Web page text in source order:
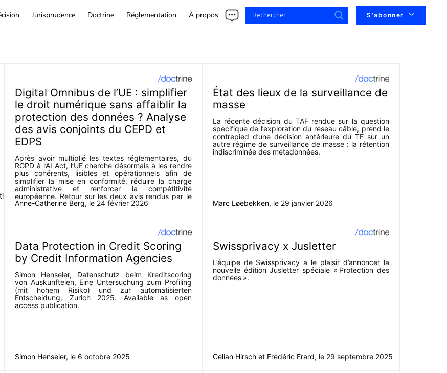
Jurisprudence Doctrine Réglementation À propos S'abonner
Digital Omnibus de l’UE : simplifier
le droit numérique sans affaiblir la
protection des données ? Analyse
des avis conjoints du CEPD et
EDPS
Après avoir multiplié les textes réglementaires, du
RGPD à l’AI Act, l’UE cherche désormais à les rendre
plus cohérents, lisibles et opérationnels afin de
simplifier la mise en conformité, réduire la charge
administrative et renforcer la compétitivité
européenne. Retour sur les deux avis rendus par le
CEPD et EDPS.
Anne-Catherine Berg, le 24 février 2026
État des lieux de la surveillance de
masse
La récente décision du TAF rendue sur la question
spécifique de l’exploration du réseau câblé, prend le
contrepied d’une décision antérieure du TF sur un
autre régime de surveillance de masse : la rétention
indiscriminée des métadonnées.
Marc Løebekken, le 29 janvier 2026
Data Protection in Credit Scoring
by Credit Information Agencies
Simon Henseler, Datenschutz beim Kreditscoring
von Auskunfteien, Eine Untersuchung zum Profiling
(mit hohem Risiko) und zur automatisierten
Entscheidung, Zurich 2025. Available as open
access publication.
Simon Henseler, le 6 octobre 2025
Swissprivacy x Jusletter
L’équipe de Swissprivacy a le plaisir d’annoncer la
nouvelle édition Jusletter spéciale « Protection des
données ».
Célian Hirschet Frédéric Erard, le 29 septembre 2025